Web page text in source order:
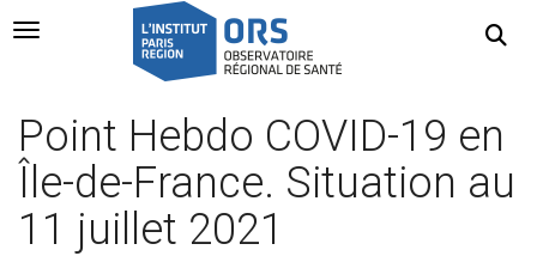
Navigation Toggle
Point Hebdo COVID-19 en
Île-de-France. Situation au
11 juillet 2021